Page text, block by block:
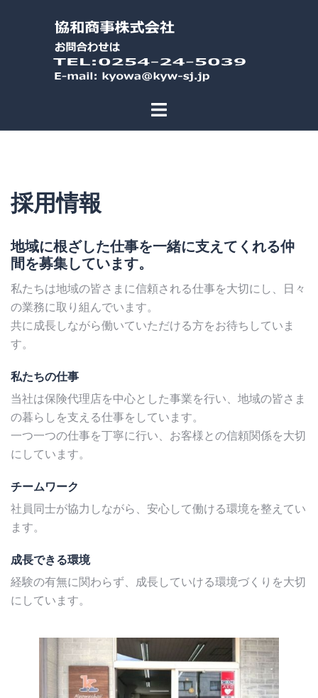
採用情報
地域に根ざした仕事を一緒に支えてくれる仲
間を募集しています。
私たちは地域の皆さまに信頼される仕事を大切にし、日々
の業務に取り組んでいます。
共に成長しながら働いていただける方をお待ちしていま
す。
私たちの仕事
当社は保険代理店を中心とした事業を行い、地域の皆さま
の暮らしを支える仕事をしています。
一つ一つの仕事を丁寧に行い、お客様との信頼関係を大切
にしています。
チームワーク
社員同士が協力しながら、安心して働ける環境を整えてい
ます。
成長できる環境
経験の有無に関わらず、成長していける環境づくりを大切
にしています。